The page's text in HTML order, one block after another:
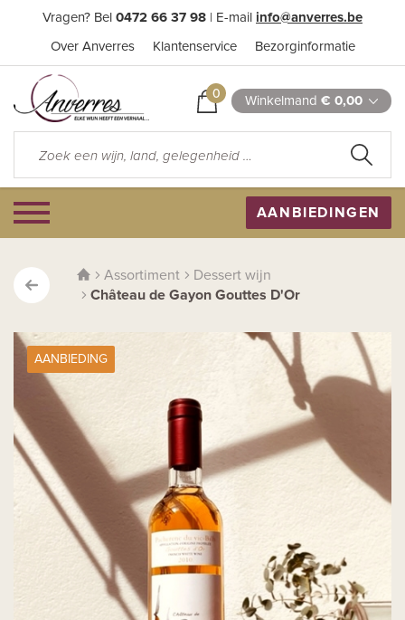
Vragen? Bel 0472 66 37 98 | E-mail info@anverres.be
Over Anverres Klantenservice Bezorginformatie
0 Winkelmand € 0,00
AANBIEDINGEN
Assortiment
Dessert wijn
Château de Gayon Gouttes D'Or
AANBIEDING